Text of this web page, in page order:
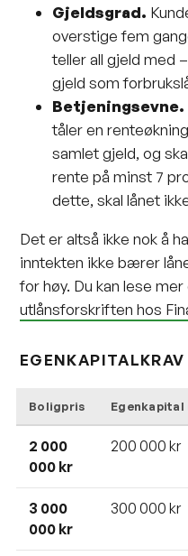
Gjeldsgrad.
overstige fem
teller all gjeld med
gjeld som
Betjeningsevne.
tåler en
samlet gjeld, og
rente på minst 7
dette, skal lånet
Det er altså ikke nok å
inntekten ikke bærer
for høy. Du kan lese
utlånsforskriften hos
Boligpris Egenkapital
2 000
000 kr
200 000 kr
3 000
000 kr
300 000 kr